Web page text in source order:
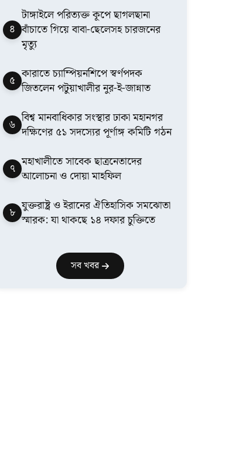
৪
টাঙ্গাইলে পরিত্যক্ত কূপে ছাগলছানা
বাঁচাতে গিয়ে বাবা-ছেলেসহ চারজনের
মৃত্যু
৫ কারাতে চ্যাম্পিয়নশিপে স্বর্ণপদক
জিতলেন পটুয়াখালীর নুর-ই-জান্নাত
৬ বিশ্ব মানবাধিকার সংস্থার ঢাকা মহানগর
দক্ষিণের ৫১ সদস্যের পূর্ণাঙ্গ কমিটি গঠন
৭ মহাখালীতে সাবেক ছাত্রনেতাদের
আলোচনা ও দোয়া মাহফিল
৮ যুক্তরাষ্ট্র ও ইরানের ঐতিহাসিক সমঝোতা
স্মারক: যা থাকছে ১৪ দফার চুক্তিতে
সব খবর